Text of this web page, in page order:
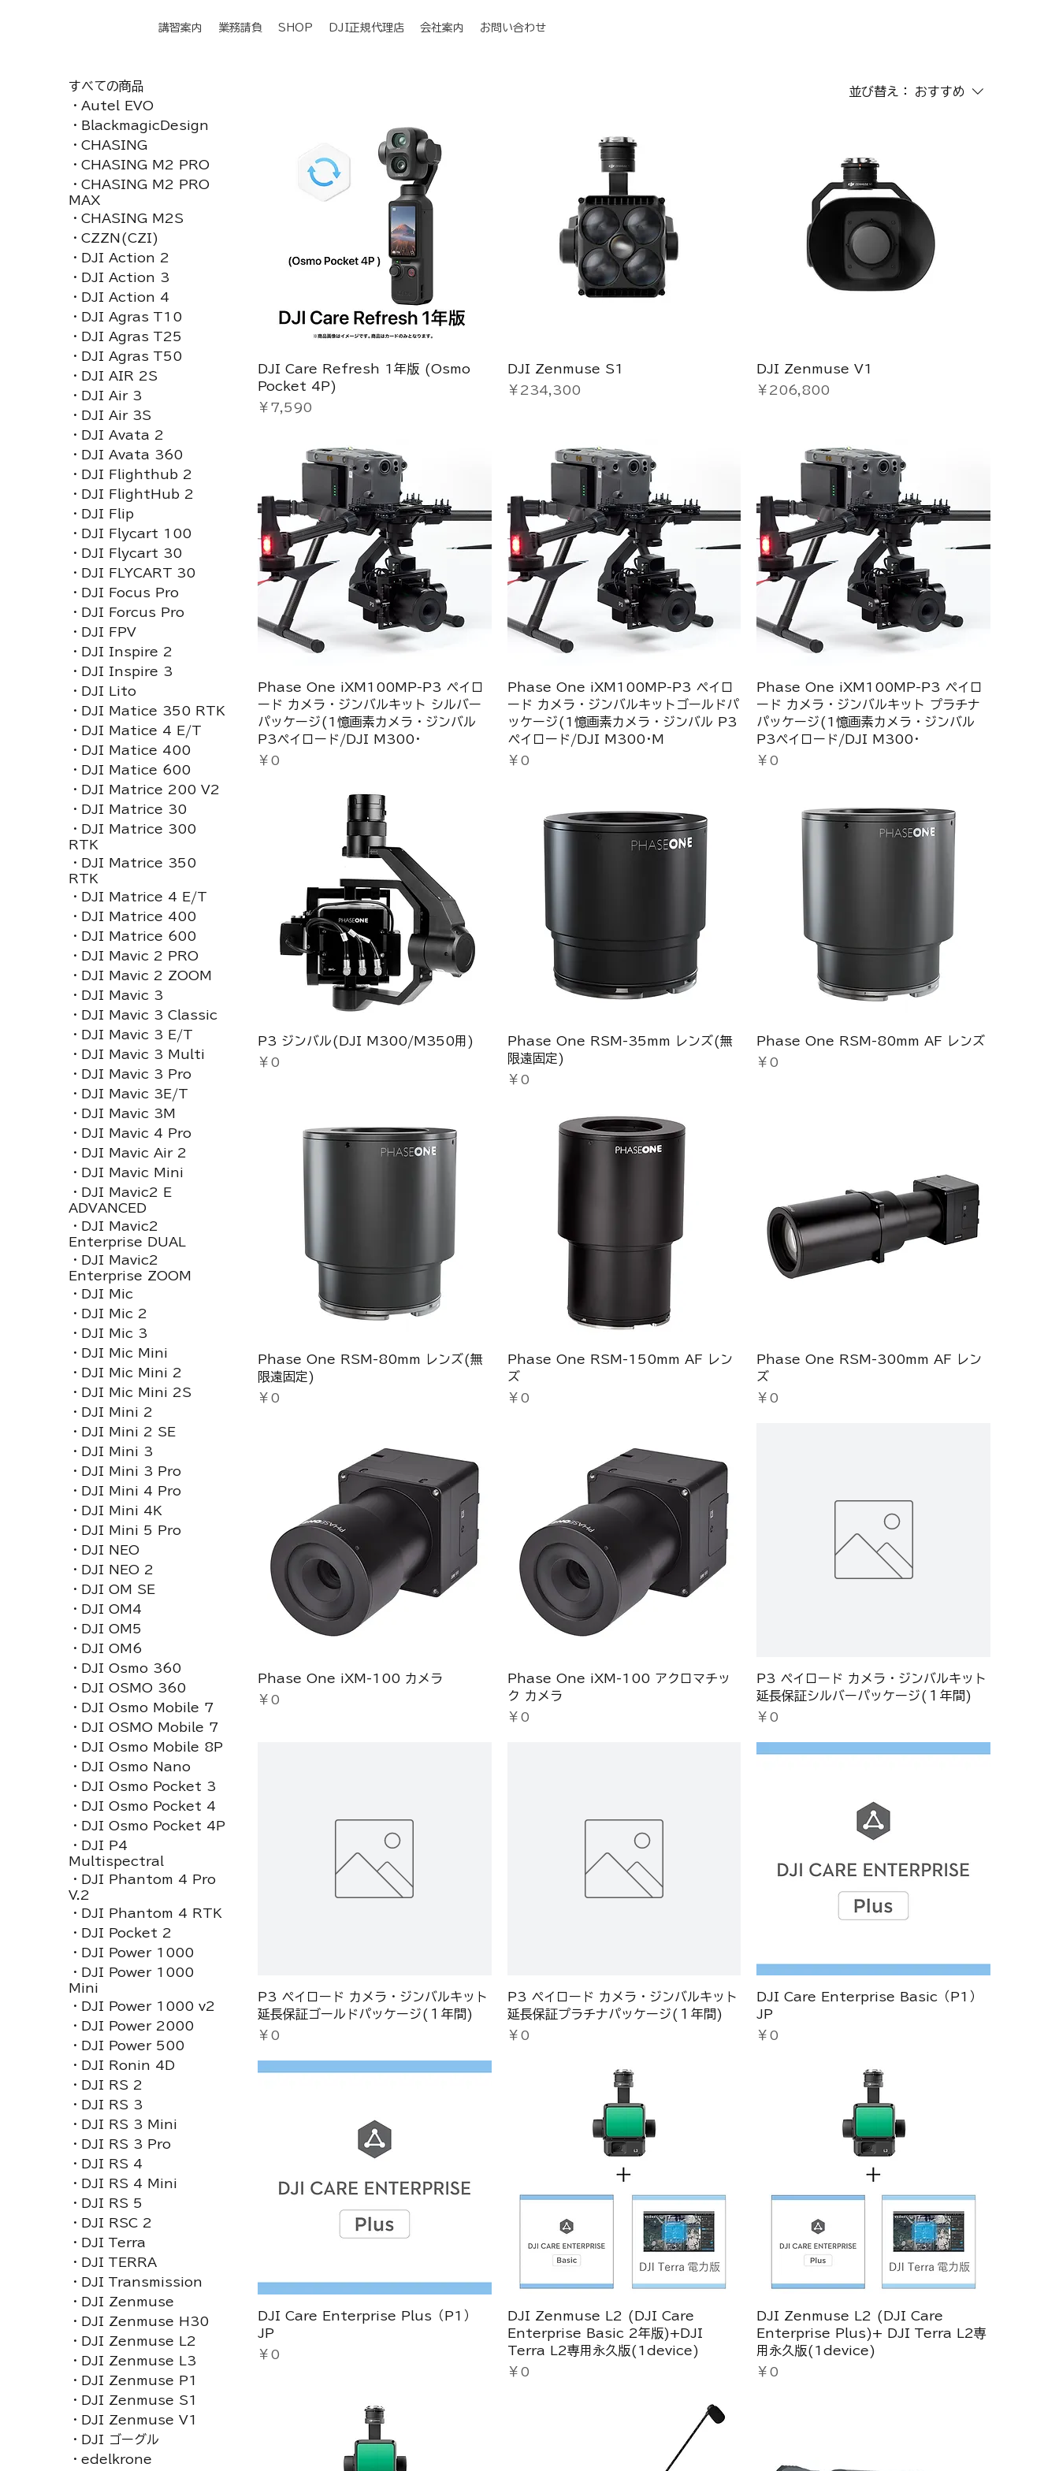
講習案内 業務請負 SHOP DJI正規代理店 会社案内 お問い合わせ
すべての商品
・Autel EVO
・BlackmagicDesign
・CHASING
・CHASING M2 PRO
・CHASING M2 PRO
MAX
・CHASING M2S
・CZZN(CZI)
・DJI Action 2
・DJI Action 3
・DJI Action 4
・DJI Agras T10
・DJI Agras T25
・DJI Agras T50
・DJI AIR 2S
・DJI Air 3
・DJI Air 3S
・DJI Avata 2
・DJI Avata 360
・DJI Flighthub 2
・DJI FlightHub 2
・DJI Flip
・DJI Flycart 100
・DJI Flycart 30
・DJI FLYCART 30
・DJI Focus Pro
・DJI Forcus Pro
・DJI FPV
・DJI Inspire 2
・DJI Inspire 3
・DJI Lito
・DJI Matice 350 RTK
・DJI Matice 4 E/T
・DJI Matice 400
・DJI Matice 600
・DJI Matrice 200 V2
・DJI Matrice 30
・DJI Matrice 300
RTK
・DJI Matrice 350
RTK
・DJI Matrice 4 E/T
・DJI Matrice 400
・DJI Matrice 600
・DJI Mavic 2 PRO
・DJI Mavic 2 ZOOM
・DJI Mavic 3
・DJI Mavic 3 Classic
・DJI Mavic 3 E/T
・DJI Mavic 3 Multi
・DJI Mavic 3 Pro
・DJI Mavic 3E/T
・DJI Mavic 3M
・DJI Mavic 4 Pro
・DJI Mavic Air 2
・DJI Mavic Mini
・DJI Mavic2 E
ADVANCED
・DJI Mavic2
Enterprise DUAL
・DJI Mavic2
Enterprise ZOOM
・DJI Mic
・DJI Mic 2
・DJI Mic 3
・DJI Mic Mini
・DJI Mic Mini 2
・DJI Mic Mini 2S
・DJI Mini 2
・DJI Mini 2 SE
・DJI Mini 3
・DJI Mini 3 Pro
・DJI Mini 4 Pro
・DJI Mini 4K
・DJI Mini 5 Pro
・DJI NEO
・DJI NEO 2
・DJI OM SE
・DJI OM4
・DJI OM5
・DJI OM6
・DJI Osmo 360
・DJI OSMO 360
・DJI Osmo Mobile 7
・DJI OSMO Mobile 7
・DJI Osmo Mobile 8P
・DJI Osmo Nano
・DJI Osmo Pocket 3
・DJI Osmo Pocket 4
・DJI Osmo Pocket 4P
・DJI P4
Multispectral
・DJI Phantom 4 Pro
V.2
・DJI Phantom 4 RTK
・DJI Pocket 2
・DJI Power 1000
・DJI Power 1000
Mini
・DJI Power 1000 v2
・DJI Power 2000
・DJI Power 500
・DJI Ronin 4D
・DJI RS 2
・DJI RS 3
・DJI RS 3 Mini
・DJI RS 3 Pro
・DJI RS 4
・DJI RS 4 Mini
・DJI RS 5
・DJI RSC 2
・DJI Terra
・DJI TERRA
・DJI Transmission
・DJI Zenmuse
・DJI Zenmuse H30
・DJI Zenmuse L2
・DJI Zenmuse L3
・DJI Zenmuse P1
・DJI Zenmuse S1
・DJI Zenmuse V1
・DJI ゴーグル
・edelkrone
並び替え： おすすめ
DJI Care Refresh 1年版 (Osmo
Pocket 4P)
価格
￥7,590
DJI Zenmuse S1
価格
￥234,300
DJI Zenmuse V1
価格
￥206,800
Phase One iXM100MP-P3 ペイロ
ード カメラ・ジンバルキット シルバー
パッケージ(1憶画素カメラ・ジンバル
P3ペイロード/DJI M300･
価格
￥0
Phase One iXM100MP-P3 ペイロ
ード カメラ・ジンバルキットゴールドパ
ッケージ(1憶画素カメラ・ジンバル P3
ペイロード/DJI M300･M
価格
￥0
Phase One iXM100MP-P3 ペイロ
ード カメラ・ジンバルキット プラチナ
パッケージ(1憶画素カメラ・ジンバル
P3ペイロード/DJI M300･
価格
￥0
P3 ジンバル(DJI M300/M350用)
価格
￥0
Phase One RSM-35mm レンズ(無
限遠固定)
価格
￥0
Phase One RSM-80mm AF レンズ
価格
￥0
Phase One RSM-80mm レンズ(無
限遠固定)
価格
￥0
Phase One RSM-150mm AF レン
ズ
価格
￥0
Phase One RSM-300mm AF レン
ズ
価格
￥0
Phase One iXM-100 カメラ
価格
￥0
Phase One iXM-100 アクロマチッ
ク カメラ
価格
￥0
P3 ペイロード カメラ・ジンバルキット
延長保証シルバーパッケージ(１年間)
価格
￥0
P3 ペイロード カメラ・ジンバルキット
延長保証ゴールドパッケージ(１年間)
価格
￥0
P3 ペイロード カメラ・ジンバルキット
延長保証プラチナパッケージ(１年間)
価格
￥0
DJI Care Enterprise Basic（P1）
JP
価格
￥0
DJI Care Enterprise Plus（P1）
JP
価格
￥0
DJI Zenmuse L2 (DJI Care
Enterprise Basic 2年版)+DJI
Terra L2専用永久版(1device)
価格
￥0
DJI Zenmuse L2 (DJI Care
Enterprise Plus)+ DJI Terra L2専
用永久版(1device)
価格
￥0